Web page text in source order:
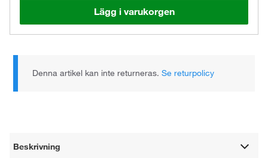
Lägg i varukorgen
Denna artikel kan inte returneras.Se returpolicy
Beskrivning